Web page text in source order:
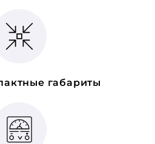
габариты